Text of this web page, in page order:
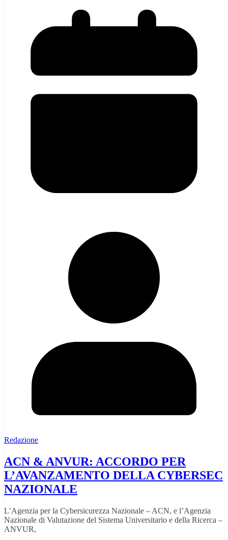
Redazione
ACN & ANVUR: ACCORDO PER
L’AVANZAMENTO DELLA CYBERSEC
NAZIONALE
L’Agenzia per la Cybersicurezza Nazionale – ACN, e l’Agenzia
Nazionale di Valutazione del Sistema Universitario e della Ricerca –
ANVUR,